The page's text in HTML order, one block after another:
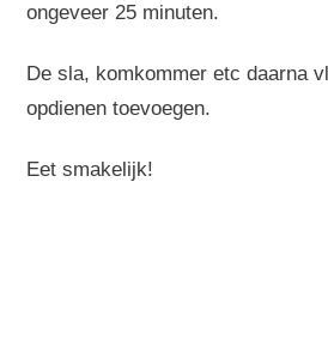
ongeveer 25 minuten.
De sla, komkommer etc daarna
opdienen toevoegen.
Eet smakelijk!